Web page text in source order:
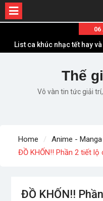
content
06
List ca khúc nhạc tết hay
Em ơi lên phố – Minh
“ngoạn mục”
Những ca khúc nhạc xuân
Lời bài hát Chúng Ta của
TP – Full lyrics
Thế
Vô vàn tin tức giải
Home
Anime - Manga
ĐỒ KHỐN!! Phần 2 tiết lộ
ĐỒ KHỐN!!